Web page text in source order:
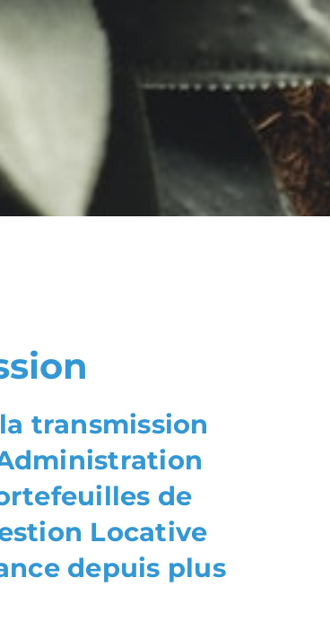
transmission
de
Locative
depuis plus